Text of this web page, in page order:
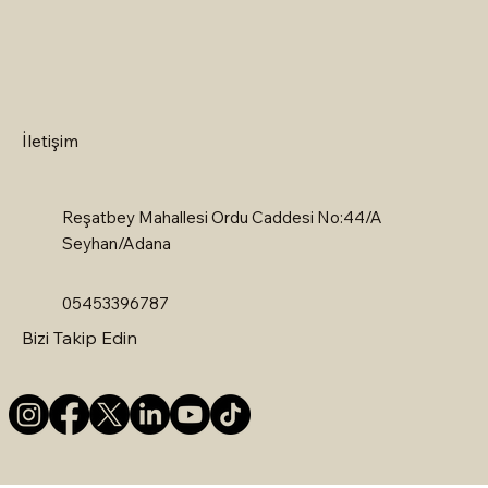
Bizi Takip Edin
İletişim
Reşatbey Mahallesi Ordu Caddesi No:44/A
Seyhan/Adana
05453396787